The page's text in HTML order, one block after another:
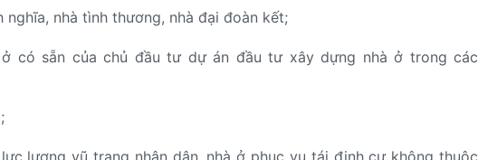
nhà tình thương, nhà đại đoàn kết;
có sẵn của chủ đầu tư dự án đầu tư xây dựng nhà ở trong các